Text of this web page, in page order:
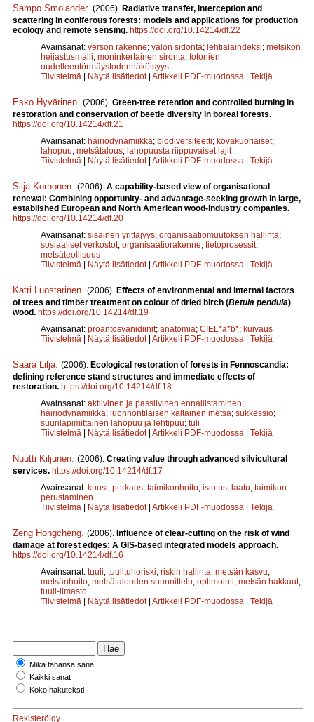
Sampo Smolander. (2006). Radiative transfer, interception and
scattering in coniferous forests: models and applications for production
ecology and remote sensing. https://doi.org/10.14214/df.22
Avainsanat: verson rakenne; valon sidonta; lehtialaindeksi; metsikön
heijastusmalli; moninkertainen sironta; fotonien
uudelleentörmäystodennäköisyys
Tiivistelmä | Näytä lisätiedot | Artikkeli PDF-muodossa | Tekijä
Esko Hyvärinen (2006). Green-tree retention and controlled burning in
restoration and conservation of beetle diversity in boreal forests.
https://doi.org/10.14214/df.21
Avainsanat: häiriödynamiikka; biodiversiteetti; kovakuoriaiset;
lahopuu; metsätalous; lahopuusta riippuvaiset lajit
Tiivistelmä | Näytä lisätiedot | Artikkeli PDF-muodossa | Tekijä
Silja Korhonen (2006). A capability-based view of organisational
renewal: Combining opportunity- and advantage-seeking growth in large,
established European and North American wood-industry companies.
https://doi.org/10.14214/df.20
Avainsanat: sisäinen yrittäjyys; organisaatiomuutoksen hallinta;
sosiaaliset verkostot; organisaatiorakenne; tietoprosessit;
metsäteollisuus
Tiivistelmä | Näytä lisätiedot | Artikkeli PDF-muodossa | Tekijä
Katri Luostarinen (2006). Effects of environmental and internal factors
of trees and timber treatment on colour of dried birch (Betula pendula)
wood. https://doi.org/10.14214/df.19
Avainsanat: proantosyanidiinit; anatomia; CIEL*a*b*; kuivaus
Tiivistelmä | Näytä lisätiedot | Artikkeli PDF-muodossa | Tekijä
Saara Lilja (2006). Ecological restoration of forests in Fennoscandia:
defining reference stand structures and immediate effects of
restoration. https://doi.org/10.14214/df.18
Avainsanat: aktiivinen ja passiivinen ennallistaminen;
häiriödynamiikka; luonnontilaisen kaltainen metsä; sukkessio;
suuriläpimittainen lahopuu ja lehtipuu; tuli
Tiivistelmä | Näytä lisätiedot | Artikkeli PDF-muodossa | Tekijä
Nuutti Kiljunen (2006). Creating value through advanced silvicultural
services. https://doi.org/10.14214/df.17
Avainsanat: kuusi; perkaus; taimikonhoito; istutus; laatu; taimikon
perustaminen
Tiivistelmä | Näytä lisätiedot | Artikkeli PDF-muodossa | Tekijä
Zeng Hongcheng (2006). Influence of clear-cutting on the risk of wind
damage at forest edges: A GIS-based integrated models approach.
https://doi.org/10.14214/df.16
Avainsanat: tuuli; tuulituhoriski; riskin hallinta; metsän kasvu;
metsänhoito; metsätalouden suunnittelu; optimointi; metsän hakkuut;
tuuli-ilmasto
Tiivistelmä | Näytä lisätiedot | Artikkeli PDF-muodossa | Tekijä
Mikä tahansa sana
Kaikki sanat
Koko hakuteksti
Rekisteröidy